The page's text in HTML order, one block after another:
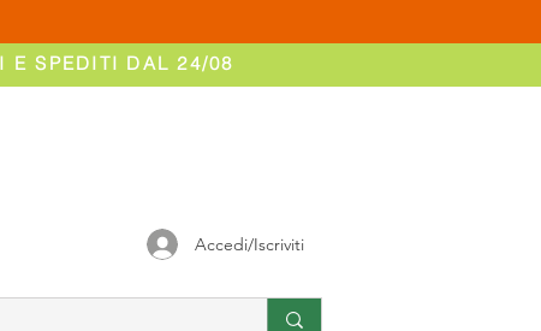
E SPEDITI DAL 24/08
Accedi/Iscriviti